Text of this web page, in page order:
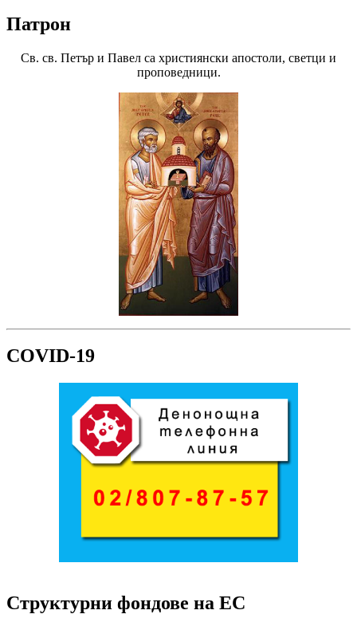
Патрон
Св. св. Петър и Павел са християнски апостоли, светци и
проповедници.
COVID-19
Структурни фондове на ЕС